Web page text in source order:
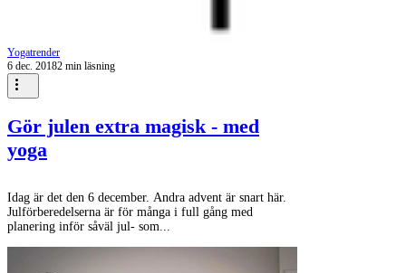
Yogatrender
6 dec. 20182 min läsning
Gör julen extra magisk - med
yoga
Idag är det den 6 december. Andra advent är snart här.
Julförberedelserna är för många i full gång med
planering inför såväl jul- som...